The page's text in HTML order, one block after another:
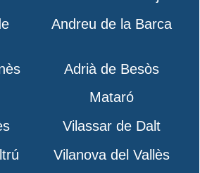
Andreu de la Barca
Adrià de Besòs
Mataró
Vilassar de Dalt
Vilanova del Vallès